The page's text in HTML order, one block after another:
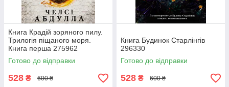
Книга Крадій зоряного пилу.
Трилогія піщаного моря.
Книга перша 275962
Готово до відправки
528 ₴ 600 ₴
Книга Будинок Старлінгів
296330
Готово до відправки
528 ₴ 600 ₴